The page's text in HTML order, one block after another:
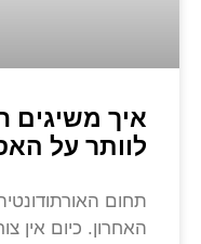
איך משיגים
לוותר על
תחום
האחרון. כיום אין